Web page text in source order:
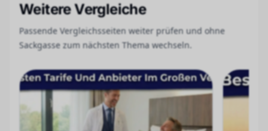
Weitere Vergleiche
Passende Vergleichsseiten weiter prüfen und ohne
Sackgasse zum nächsten Thema wechseln.